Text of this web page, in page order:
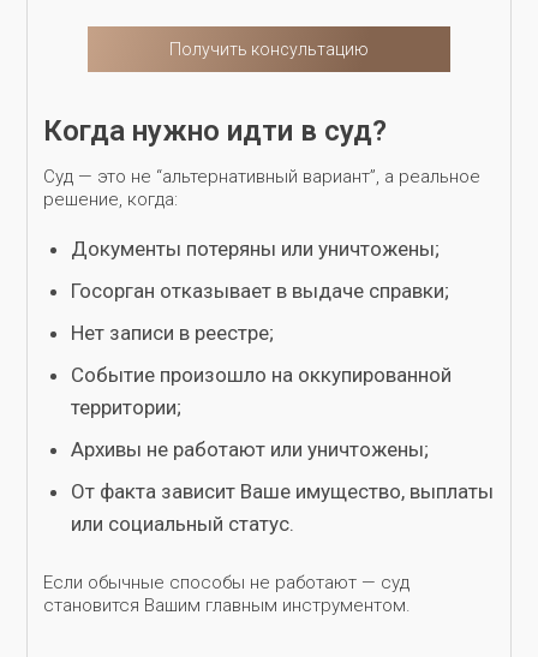
Получить консультацию
Когда нужно идти в суд?
Суд — это не “альтернативный вариант”, а реальное
решение, когда:
Документы потеряны или уничтожены;
Госорган отказывает в выдаче справки;
Нет записи в реестре;
Событие произошло на оккупированной
территории;
Архивы не работают или уничтожены;
От факта зависит Ваше имущество, выплаты
или социальный статус.
Если обычные способы не работают — суд
становится Вашим главным инструментом.